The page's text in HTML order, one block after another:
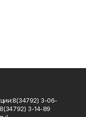
3-06-
3-14-89